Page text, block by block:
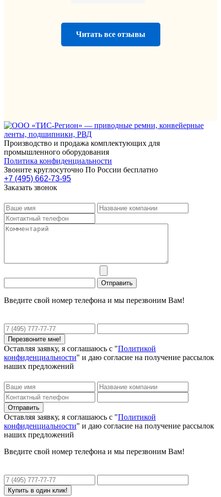
Читать все отзывы
Производство и продажа комплектующих для
промышленного оборудования
Политика конфиденциальности
Звоните круглосуточно По России бесплатно
+7 (495) 662-73-95
Заказать звонок
Введите свой номер телефона и мы перезвоним Вам!
Оставляя заявку, я соглашаюсь с "Политикой
конфиденциальности" и даю согласие на получение рассылок
наших предложений
Оставляя заявку, я соглашаюсь с "Политикой
конфиденциальности" и даю согласие на получение рассылок
наших предложений
Введите свой номер телефона и мы перезвоним Вам!